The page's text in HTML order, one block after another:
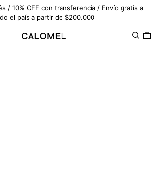
/ 10% OFF con transferencia / Envío gratis a
el país a partir de $200.000
Buscar